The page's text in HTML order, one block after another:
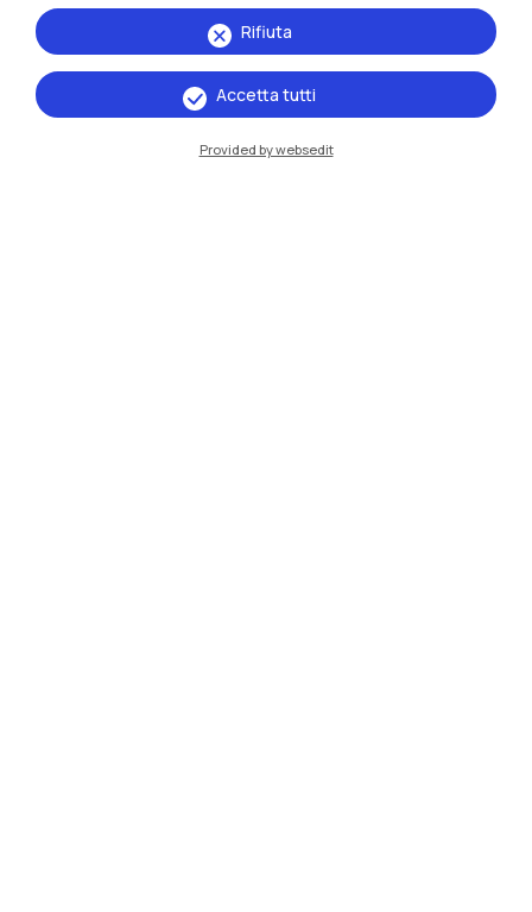
IT EN
Sedi
Milano Leonardo
Rifiuta
Accetta tutti
Provided by websedit